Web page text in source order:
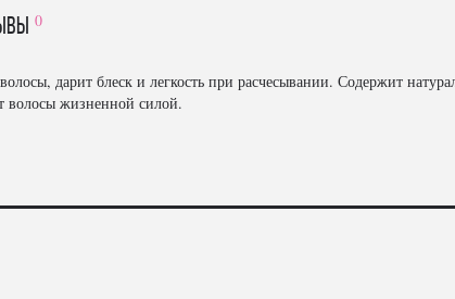
0
дарит блеск и легкость при расчесывании. Содержит
волосы жизненной силой.